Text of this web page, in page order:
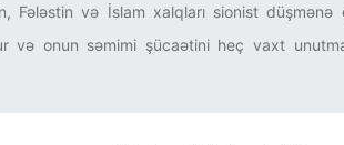
Fələstin və İslam xalqları sionist düşmənə
və onun səmimi şücaətini heç vaxt